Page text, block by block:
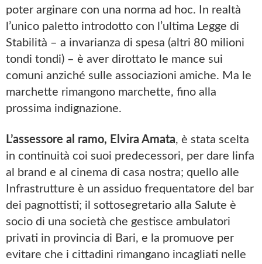
poter arginare con una norma ad hoc. In realtà
l’unico paletto introdotto con l’ultima Legge di
Stabilità – a invarianza di spesa (altri 80 milioni
tondi tondi) – è aver dirottato le mance sui
comuni anziché sulle associazioni amiche. Ma le
marchette rimangono marchette, fino alla
prossima indignazione.
L’assessore al ramo, Elvira Amata, è stata scelta
in continuità coi suoi predecessori, per dare linfa
al brand e al cinema di casa nostra; quello alle
Infrastrutture è un assiduo frequentatore del bar
dei pagnottisti; il sottosegretario alla Salute è
socio di una società che gestisce ambulatori
privati in provincia di Bari, e la promuove per
evitare che i cittadini rimangano incagliati nelle